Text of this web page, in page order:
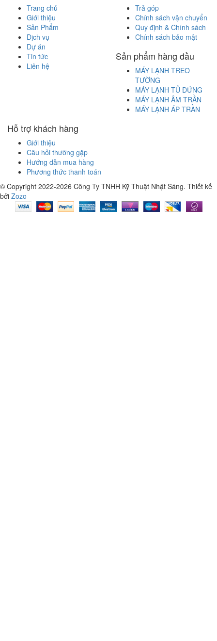
Trang chủ
Giới thiệu
Sản Phẩm
Dịch vụ
Dự án
Tin tức
Liên hệ
Trả góp
Chính sách vận chuyển
Quy định & Chính sách
Chính sách bảo mật
Sản phẩm hàng đầu
MÁY LẠNH TREO
TƯỜNG
MÁY LẠNH TỦ ĐỨNG
MÁY LẠNH ÂM TRẦN
MÁY LẠNH ÁP TRẦN
Hỗ trợ khách hàng
Giới thiệu
Câu hỏi thường gặp
Hướng dẫn mua hàng
Phương thức thanh toán
© Copyright 2022-2026 Công Ty TNHH Kỹ Thuật Nhật Sáng. Thiết kế
bởi Zozo